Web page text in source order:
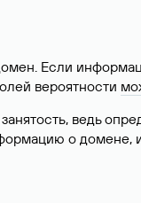
Если
вероятности
ведь
о домене,